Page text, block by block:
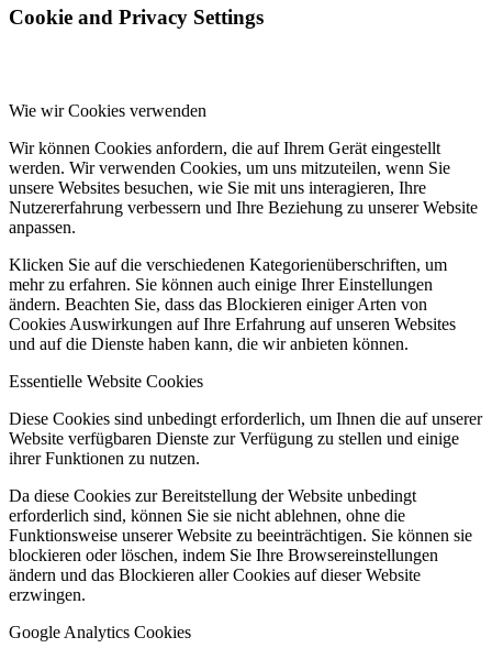
Cookie and Privacy Settings
Wie wir Cookies verwenden
Wir können Cookies anfordern, die auf Ihrem Gerät eingestellt
werden. Wir verwenden Cookies, um uns mitzuteilen, wenn Sie
unsere Websites besuchen, wie Sie mit uns interagieren, Ihre
Nutzererfahrung verbessern und Ihre Beziehung zu unserer Website
anpassen.
Klicken Sie auf die verschiedenen Kategorienüberschriften, um
mehr zu erfahren. Sie können auch einige Ihrer Einstellungen
ändern. Beachten Sie, dass das Blockieren einiger Arten von
Cookies Auswirkungen auf Ihre Erfahrung auf unseren Websites
und auf die Dienste haben kann, die wir anbieten können.
Essentielle Website Cookies
Diese Cookies sind unbedingt erforderlich, um Ihnen die auf unserer
Website verfügbaren Dienste zur Verfügung zu stellen und einige
ihrer Funktionen zu nutzen.
Da diese Cookies zur Bereitstellung der Website unbedingt
erforderlich sind, können Sie sie nicht ablehnen, ohne die
Funktionsweise unserer Website zu beeinträchtigen. Sie können sie
blockieren oder löschen, indem Sie Ihre Browsereinstellungen
ändern und das Blockieren aller Cookies auf dieser Website
erzwingen.
Google Analytics Cookies